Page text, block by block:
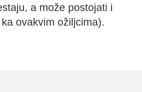
a može postojati i
ovakvim ožiljcima).